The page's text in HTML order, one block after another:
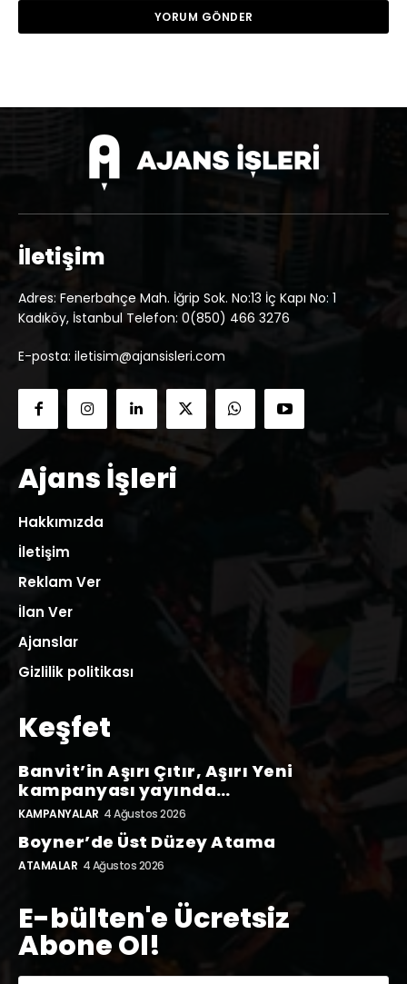
İletişim
Adres: Fenerbahçe Mah. İğrip Sok. No:13 İç Kapı No: 1
Kadıköy, İstanbul Telefon: 0(850) 466 3276
E-posta: iletisim@ajansisleri.com
Ajans İşleri
Hakkımızda
İletişim
Reklam Ver
İlan Ver
Ajanslar
Gizlilik politikası
Keşfet
Banvit’in Aşırı Çıtır, Aşırı Yeni
kampanyası yayında…
KAMPANYALAR 4 Ağustos 2026
Boyner’de Üst Düzey Atama
ATAMALAR 4 Ağustos 2026
E-bülten'e Ücretsiz
Abone Ol!